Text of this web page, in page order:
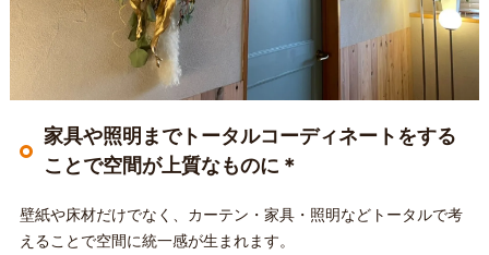
家具や照明までトータルコーディネートをする
ことで空間が上質なものに＊
壁紙や床材だけでなく、カーテン・家具・照明などトータルで考
えることで空間に統一感が生まれます。